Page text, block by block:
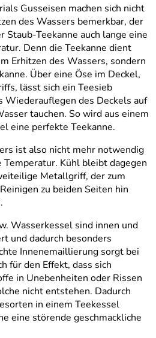
Gusseisen machen sich nicht
des Wassers bemerkbar, der
Staub-Teekanne auch lange eine
Denn die Teekanne dient
Erhitzen des Wassers, sondern
Über eine Öse im Deckel,
lässt sich ein Teesieb
Wiederauflegen des Deckels auf
tauchen. So wird aus einem
eine perfekte Teekanne.
ist also nicht mehr notwendig
Temperatur. Kühl bleibt dagegen
Metallgriff, der zum
zu beiden Seiten hin
Wasserkessel sind innen und
und dadurch besonders
Innenemaillierung sorgt bei
für den Effekt, dass sich
in Unebenheiten oder Rissen
nicht entstehen. Dadurch
in einem Teekessel
eine störende geschmackliche